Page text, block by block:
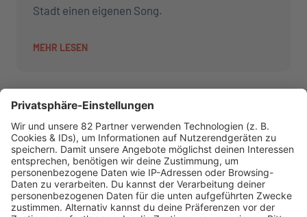
Stadt einen eigenen Song.
MEHR LESEN
AKTIONEN
R.SH hilft helfen-Stiftung!